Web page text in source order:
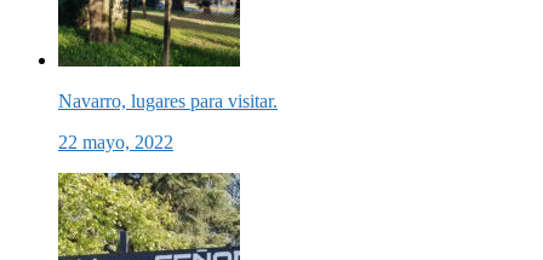
Navarro, lugares para visitar.
22 mayo, 2022